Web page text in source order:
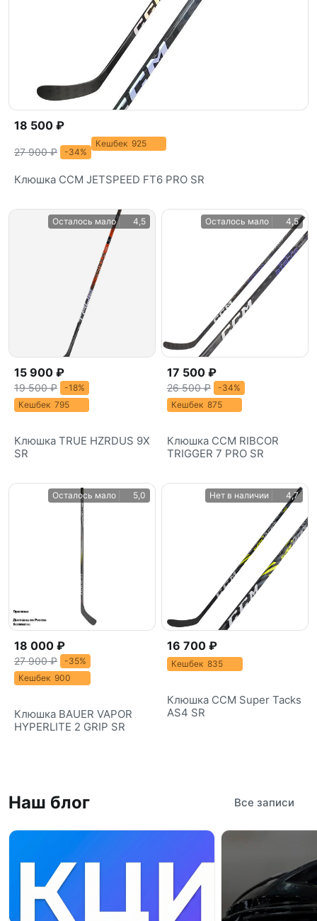
18 500 ₽
27 900 ₽ -34%
Кешбек 925
Клюшка CCM JETSPEED FT6 PRO SR
Осталось мало 4,5
15 900 ₽
19 500 ₽
-18%
Кешбек 795
Клюшка TRUE HZRDUS 9X
SR
Осталось мало 4,5
17 500 ₽
26 500 ₽
-34%
Кешбек 875
Клюшка CCM RIBCOR
TRIGGER 7 PRO SR
Осталось мало 5,0
18 000 ₽
27 900 ₽
-35%
Кешбек 900
Клюшка BAUER VAPOR
HYPERLITE 2 GRIP SR
Нет в наличии 4,7
16 700 ₽
Кешбек 835
Клюшка CCM Super Tacks
AS4 SR
Наш блог Все записи